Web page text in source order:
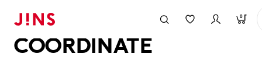
0
COORDINATE